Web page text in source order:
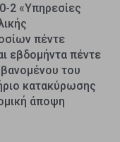
2 «Υπηρεσίες
πέντε
εβδομήντα πέντε
του
κατακύρωσης
άποψη